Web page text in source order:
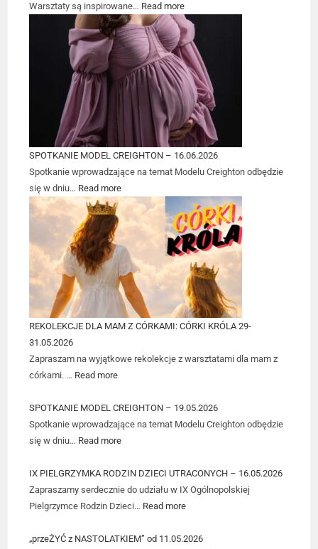
Warsztaty są inspirowane… Read more
SPOTKANIE MODEL CREIGHTON – 16.06.2026
Spotkanie wprowadzające na temat Modelu Creighton odbędzie
się w dniu… Read more
REKOLEKCJE DLA MAM Z CÓRKAMI: CÓRKI KRÓLA 29-
31.05.2026
Zapraszam na wyjątkowe rekolekcje z warsztatami dla mam z
córkami. … Read more
SPOTKANIE MODEL CREIGHTON – 19.05.2026
Spotkanie wprowadzające na temat Modelu Creighton odbędzie
się w dniu… Read more
IX PIELGRZYMKA RODZIN DZIECI UTRACONYCH – 16.05.2026
Zapraszamy serdecznie do udziału w IX Ogólnopolskiej
Pielgrzymce Rodzin Dzieci… Read more
„przeŻYĆ z NASTOLATKIEM” od 11.05.2026